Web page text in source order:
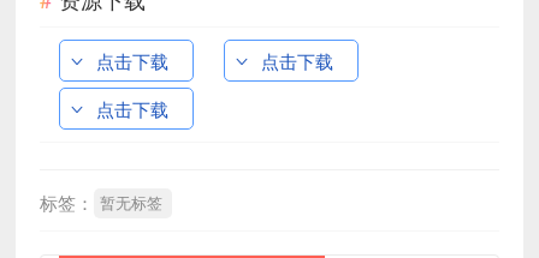
点击下载
点击下载
点击下载
标签： 暂无标签